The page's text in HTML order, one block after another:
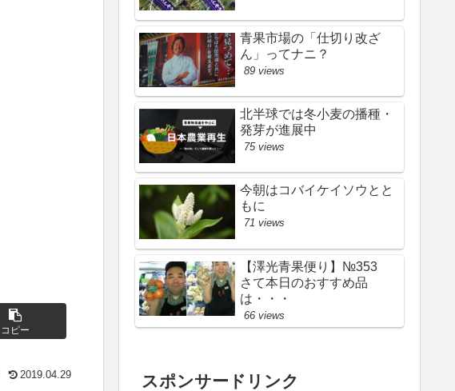
コピー
2019.04.29
青果市場の「仕切り改ざ
ん」ってナニ？
89 views
北半球では冬小麦の播種・
発芽が進展中
75 views
今朝はコバイケイソウとと
もに
71 views
【澤光青果便り】№353
さて本日のおすすめ品
は・・・
66 views
スポンサードリンク